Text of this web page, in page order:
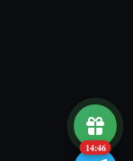
14:46